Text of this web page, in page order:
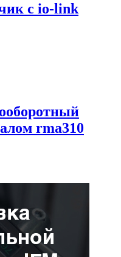
с io-link
rma310